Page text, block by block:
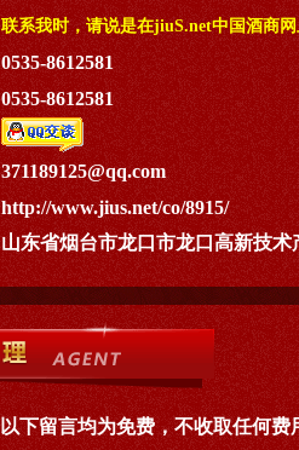
联系我时，请说是在jiuS.net中国酒商网
0535-8612581
0535-8612581
371189125@qq.com
http://www.jius.net/co/8915/
山东省烟台市龙口市龙口高新技
以下留言均为免费，不收取任何费